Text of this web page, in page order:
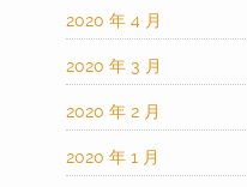
2020 年 4 月
2020 年 3 月
2020 年 2 月
2020 年 1 月